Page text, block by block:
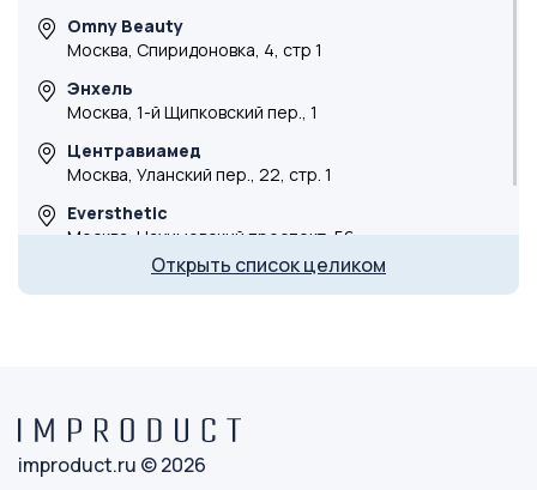
Omny Beauty
Москва, Спиридоновка, 4, стр 1
Энхель
Москва, 1-й Щипковский пер., 1
Центравиамед
Москва, Уланский пер., 22, стр. 1
Eversthetic
Москва, Нахимовский проспект, 56
ул. Маргелова, 3 к3
Открыть список целиком
improduct.ru © 2026